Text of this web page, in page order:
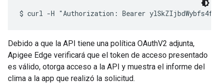
Debido a que la API tiene una política OAuthV2 adjunta,
Apigee Edge verificará que el token de acceso presentado
es válido, otorga acceso a la API y muestra el informe del
clima a la app que realizó la solicitud.